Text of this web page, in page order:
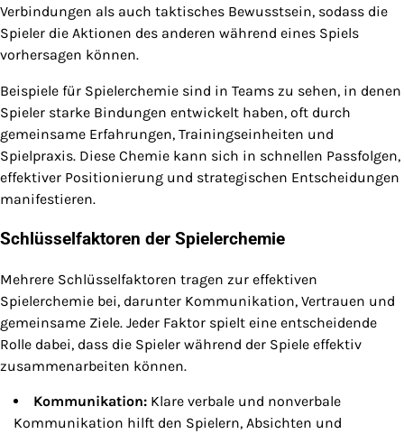
Verbindungen als auch taktisches Bewusstsein, sodass die
Spieler die Aktionen des anderen während eines Spiels
vorhersagen können.
Beispiele für Spielerchemie sind in Teams zu sehen, in denen
Spieler starke Bindungen entwickelt haben, oft durch
gemeinsame Erfahrungen, Trainingseinheiten und
Spielpraxis. Diese Chemie kann sich in schnellen Passfolgen,
effektiver Positionierung und strategischen Entscheidungen
manifestieren.
Schlüsselfaktoren der Spielerchemie
Mehrere Schlüsselfaktoren tragen zur effektiven
Spielerchemie bei, darunter Kommunikation, Vertrauen und
gemeinsame Ziele. Jeder Faktor spielt eine entscheidende
Rolle dabei, dass die Spieler während der Spiele effektiv
zusammenarbeiten können.
Kommunikation: Klare verbale und nonverbale
Kommunikation hilft den Spielern, Absichten und